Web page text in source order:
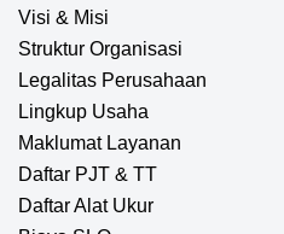
Visi & Misi
Struktur Organisasi
Legalitas Perusahaan
Lingkup Usaha
Maklumat Layanan
Daftar PJT & TT
Daftar Alat Ukur